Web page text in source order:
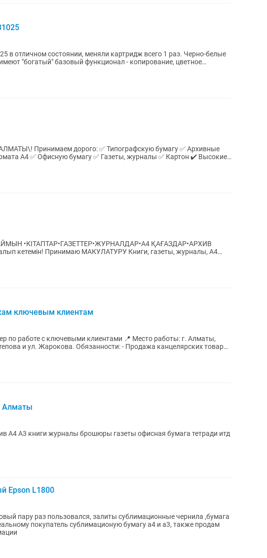
в отличном состоянии, меняли картридж всего 1 раз. Черно-белые
"богатый" базовый функционал - копирование, цветное
бумагу ✅ Архивные
А4 ✅ Офисную бумагу ✅ Газеты, журналы ✅ Картон ✔️ Высокие
•КІТАПТАР•ГАЗЕТТЕР•ЖУРНАЛДАР•А4 ҚАҒАЗДАР•АРХИВ
Книги, газеты, журналы, А4
ключевым клиентам
с ключевыми клиентами 📍 Место работы: г. Алматы,
- Продажа канцелярских товаров
Алматы
А4 А3 книги журналы брошюры газеты офисная бумага тетради итд
Epson L1800
пару раз пользовался, залиты сублимационные чернила ,бумага
покупатель сублимационую бумагу а4 и а3, также продам